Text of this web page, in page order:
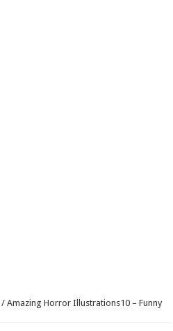
/ Amazing Horror Illustrations10 – Funny